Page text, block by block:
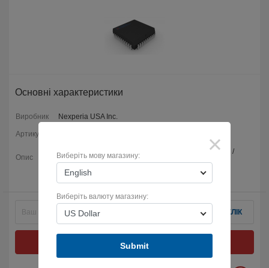
Основні характеристики
Виробник Nexperia USA Inc.
Артикул
Опис
Інвертор IC 1-канального тригера Шмітта / 2V ~ 6V /
32ns @ 6V, 50pF / -40°C ~ 125°C / 5-TSSOP / SMD
КУПИТИ В 1 КЛІК
ОБРАТИ ВАРІАЦІІ
×
Виберіть мову магазину:
English
Виберіть валюту магазину:
US Dollar
Submit